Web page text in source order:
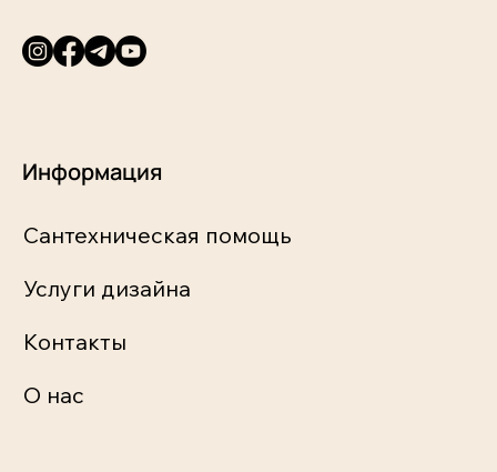
Информация
Сантехническая помощь
Услуги дизайна
Контакты
О нас